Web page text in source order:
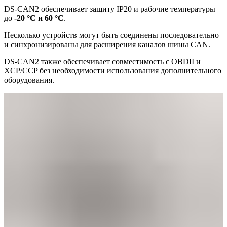
DS-CAN2 обеспечивает защиту IP20 и рабочие температуры
до -20 °C и 60 °C.
Несколько устройств могут быть соединены последовательно
и синхронизированы для расширения каналов шины CAN.
DS-CAN2 также обеспечивает совместимость с OBDII и
XCP/CCP без необходимости использования дополнительного
оборудования.